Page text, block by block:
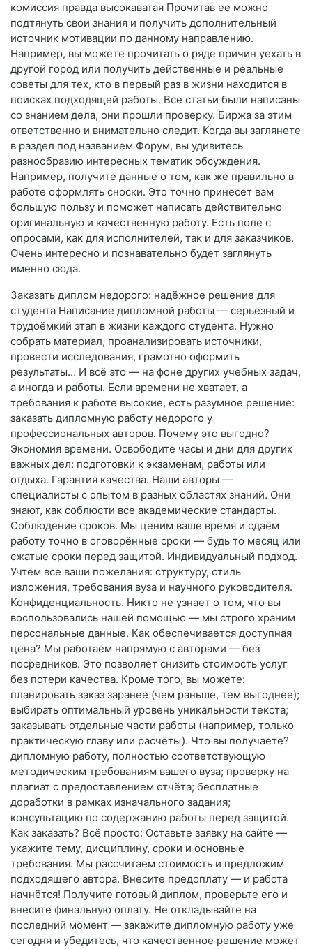
комиссия правда высокаватая Прочитав ее можно
подтянуть свои знания и получить дополнительный
источник мотивации по данному направлению.
Например, вы можете прочитать о ряде причин уехать в
другой город или получить действенные и реальные
советы для тех, кто в первый раз в жизни находится в
поисках подходящей работы. Все статьи были написаны
со знанием дела, они прошли проверку. Биржа за этим
ответственно и внимательно следит. Когда вы заглянете
в раздел под названием Форум, вы удивитесь
разнообразию интересных тематик обсуждения.
Например, получите данные о том, как же правильно в
работе оформлять сноски. Это точно принесет вам
большую пользу и поможет написать действительно
оригинальную и качественную работу. Есть поле с
опросами, как для исполнителей, так и для заказчиков.
Очень интересно и познавательно будет заглянуть
именно сюда.
Заказать диплом недорого: надёжное решение для
студента Написание дипломной работы — серьёзный и
трудоёмкий этап в жизни каждого студента. Нужно
собрать материал, проанализировать источники,
провести исследования, грамотно оформить
результаты… И всё это — на фоне других учебных задач,
а иногда и работы. Если времени не хватает, а
требования к работе высокие, есть разумное решение:
заказать дипломную работу недорого у
профессиональных авторов. Почему это выгодно?
Экономия времени. Освободите часы и дни для других
важных дел: подготовки к экзаменам, работы или
отдыха. Гарантия качества. Наши авторы —
специалисты с опытом в разных областях знаний. Они
знают, как соблюсти все академические стандарты.
Соблюдение сроков. Мы ценим ваше время и сдаём
работу точно в оговорённые сроки — будь то месяц или
сжатые сроки перед защитой. Индивидуальный подход.
Учтём все ваши пожелания: структуру, стиль
изложения, требования вуза и научного руководителя.
Конфиденциальность. Никто не узнает о том, что вы
воспользовались нашей помощью — мы строго храним
персональные данные. Как обеспечивается доступная
цена? Мы работаем напрямую с авторами — без
посредников. Это позволяет снизить стоимость услуг
без потери качества. Кроме того, вы можете:
планировать заказ заранее (чем раньше, тем выгоднее);
выбирать оптимальный уровень уникальности текста;
заказывать отдельные части работы (например, только
практическую главу или расчёты). Что вы получаете?
дипломную работу, полностью соответствующую
методическим требованиям вашего вуза; проверку на
плагиат с предоставлением отчёта; бесплатные
доработки в рамках изначального задания;
консультацию по содержанию работы перед защитой.
Как заказать? Всё просто: Оставьте заявку на сайте —
укажите тему, дисциплину, сроки и основные
требования. Мы рассчитаем стоимость и предложим
подходящего автора. Внесите предоплату — и работа
начнётся! Получите готовый диплом, проверьте его и
внесите финальную оплату. Не откладывайте на
последний момент — закажите дипломную работу уже
сегодня и убедитесь, что качественное решение может